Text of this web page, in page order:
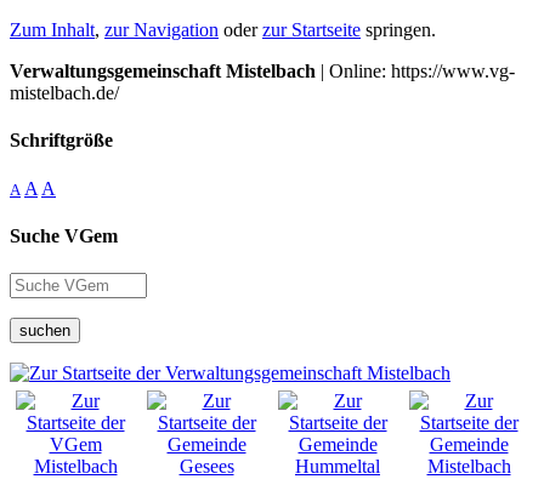
Zum Inhalt, zur Navigation oderzur Startseite springen.
Verwaltungsgemeinschaft Mistelbach | Online: https://www.vg-
mistelbach.de/
Schriftgröße
A A A
Suche VGem
suchen